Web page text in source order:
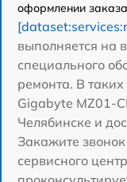
оформлении
выполняется на
специального
ремонта. В
Gigabyte MZ01-
Челябинске и
Закажите
сервисного